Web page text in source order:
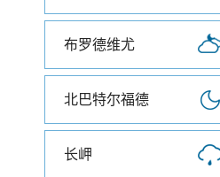
布罗德维尤
北巴特尔福德
长岬